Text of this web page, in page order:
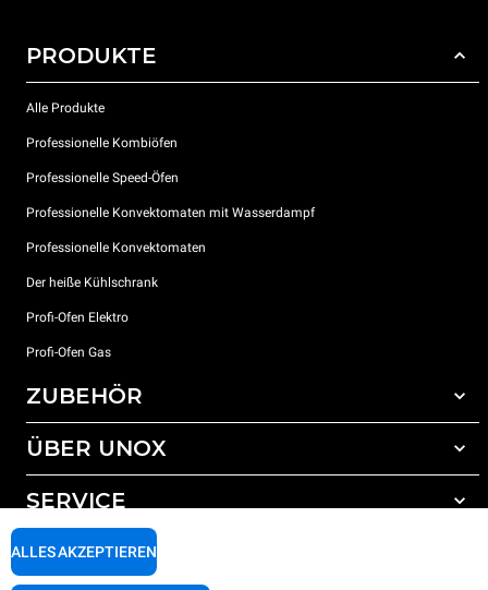
PRODUKTE
Alle Produkte
Professionelle Kombiöfen
Professionelle Speed-Öfen
Professionelle Konvektomaten mit Wasserdampf
Professionelle Konvektomaten
Der heiße Kühlschrank
Profi-Ofen Elektro
Profi-Ofen Gas
ZUBEHÖR
Gesamtes Zubehör
Wasseraufbereitung mit Kunstharzfiltern
ÜBER UNOX
Unsere Standorte weltweit
SERVICE
Unox garantie
ALLES AKZEPTIEREN